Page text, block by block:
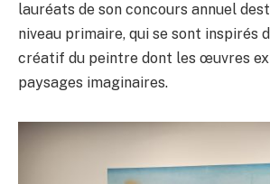
lauréats de son concours annuel
niveau primaire, qui se sont inspirés
créatif du peintre dont les œuvres
paysages imaginaires.